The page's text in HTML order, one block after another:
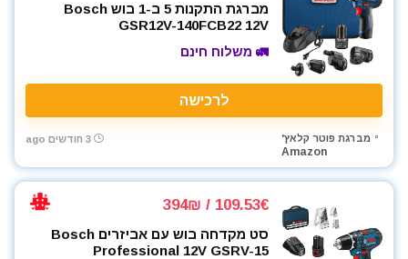
מברגת התקנות 5 ב-1 בוש Bosch
GSR12V-140FCB22 12V
🚛 משלוח חינם
לרכישה
מברגת פוטר קלאץ'
Amazon
3 חודשים ago
109.53€ / 394₪
סט מקדחה בוש עם אביזרים Bosch
Professional 12V GSRV-15